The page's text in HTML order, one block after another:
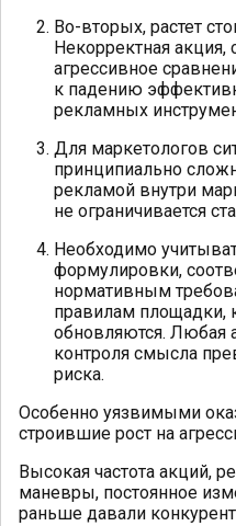
Во-вторых, растет
Некорректная
агрессивное
к падению
рекламных
Для маркетологов
принципиально
рекламой внутри
не ограничивается
Необходимо
формулировки,
нормативным
правилам площадки,
обновляются. Любая
контроля смысла
риска.
Особенно уязвимыми
строившие рост на
Высокая частота акций,
маневры, постоянное
раньше давали